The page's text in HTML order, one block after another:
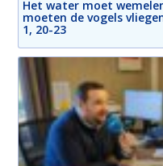
Het water moet
moeten de vogels
1, 20-23